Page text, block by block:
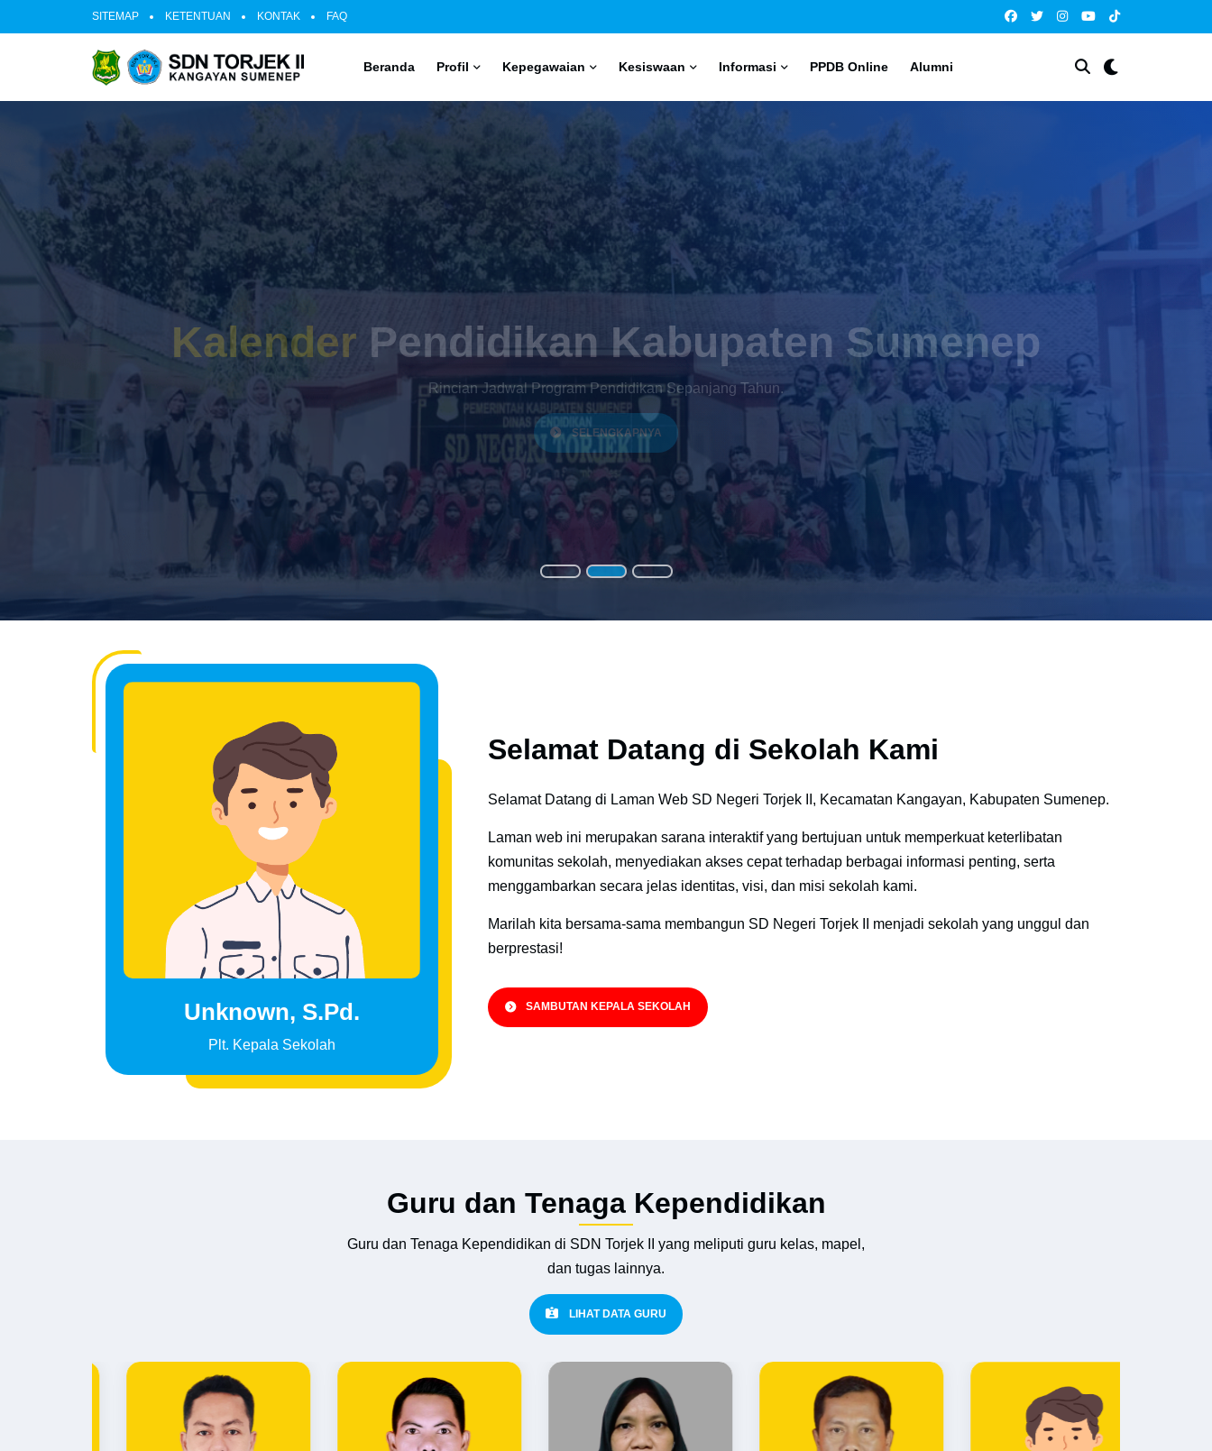
SITEMAP KETENTUAN KONTAK FAQ
Beranda Profil Kepegawaian Kesiswaan Informasi PPDB Online Alumni
PendaftaranOnline SDN Torjek II
Pendaftaran Siswa-Siswa Baru Secara Daring
SELENGKAPNYA
Unknown, S.Pd.
Plt. Kepala Sekolah
Selamat Datang di Sekolah Kami
Selamat Datang di Laman Web SD Negeri Torjek II, Kecamatan Kangayan, Kabupaten Sumenep.
Laman web ini merupakan sarana interaktif yang bertujuan untuk memperkuat keterlibatan
komunitas sekolah, menyediakan akses cepat terhadap berbagai informasi penting, serta
menggambarkan secara jelas identitas, visi, dan misi sekolah kami.
Marilah kita bersama-sama membangun SD Negeri Torjek II menjadi sekolah yang unggul dan
berprestasi!
SAMBUTAN KEPALA SEKOLAH
Guru dan Tenaga Kependidikan
Guru dan Tenaga Kependidikan di SDN Torjek II yang meliputi guru kelas, mapel,
dan tugas lainnya.
LIHAT DATA GURU